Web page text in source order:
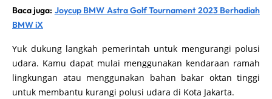
Baca juga: Joycup BMW Astra Golf Tournament 2023 Berhadiah
BMW iX
Yuk dukung langkah pemerintah untuk mengurangi polusi
udara. Kamu dapat mulai menggunakan kendaraan ramah
lingkungan atau menggunakan bahan bakar oktan tinggi
untuk membantu kurangi polusi udara di Kota Jakarta.